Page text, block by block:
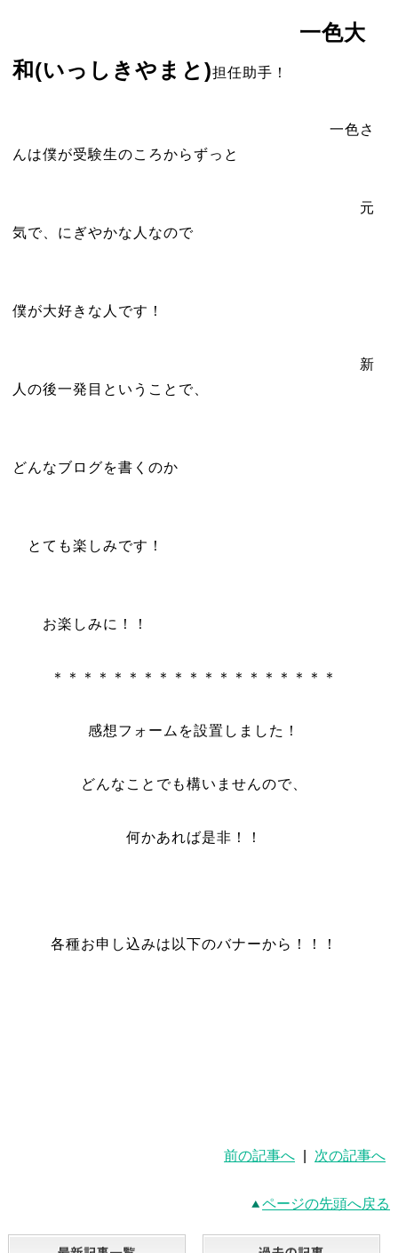
一色大
和 (いっしきやまと)担任助手！
一色さ
んは僕が受験生のころからずっと
元
気で、にぎやかな人なので
僕が大好きな人です！
新
人の後一発目ということで、
どんなブログを書くのか
とても楽しみです！
お楽しみに！！
＊＊＊＊＊＊＊＊＊＊＊＊＊＊＊＊＊＊＊
感想フォームを設置しました！
どんなことでも構いませんので、
何かあれば是非！！
各種お申し込みは以下のバナーから！！！
前の記事へ 次の記事へ
ページの先頭へ戻る
最新記事一覧